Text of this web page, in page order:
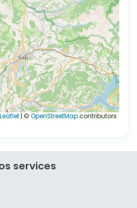
Leaflet | © OpenStreetMapcontributors
services